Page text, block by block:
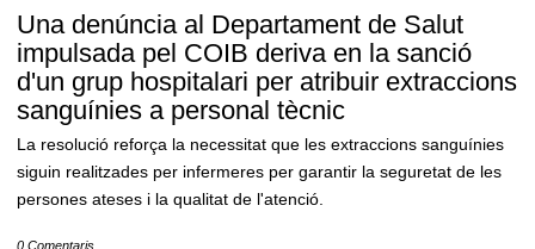
Una denúncia al Departament de Salut
impulsada pel COIB deriva en la sanció
d'un grup hospitalari per atribuir extraccions
sanguínies a personal tècnic
La resolució reforça la necessitat que les extraccions sanguínies
siguin realitzades per infermeres per garantir la seguretat de les
persones ateses i la qualitat de l'atenció.
0 Comentaris